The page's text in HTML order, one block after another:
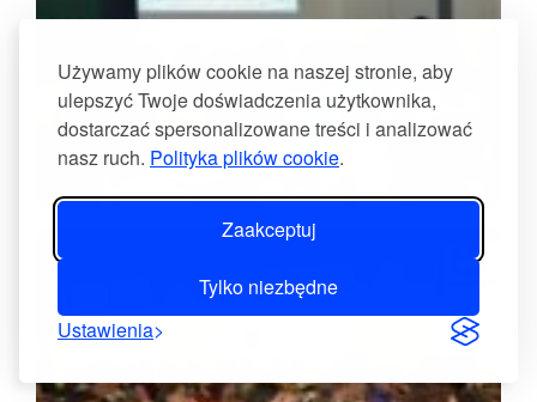
Używamy plików cookie na naszej stronie, aby
ulepszyć Twoje doświadczenia użytkownika,
dostarczać spersonalizowane treści i analizować
nasz ruch. Polityka plików cookie.
Zaakceptuj
Tylko niezbędne
Ustawienia